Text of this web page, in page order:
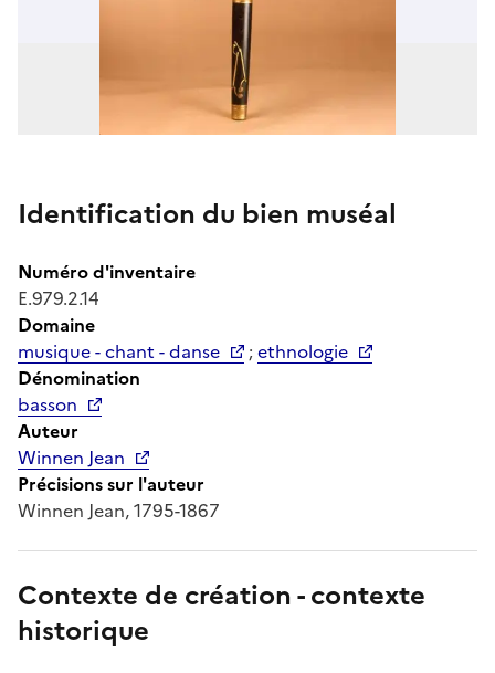
Identification du bien muséal
Numéro d'inventaire
E.979.2.14
Domaine
musique - chant - danse
;ethnologie
Dénomination
basson
Auteur
Winnen Jean
Précisions sur l'auteur
Winnen Jean, 1795-1867
Contexte de création - contexte
historique